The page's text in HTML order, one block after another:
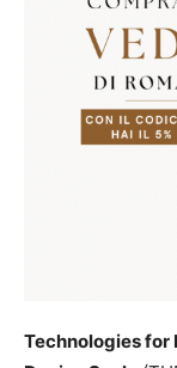
Technologies for